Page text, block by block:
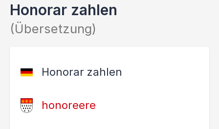
Honorar zahlen
(Übersetzung)
Honorar zahlen
honoreere